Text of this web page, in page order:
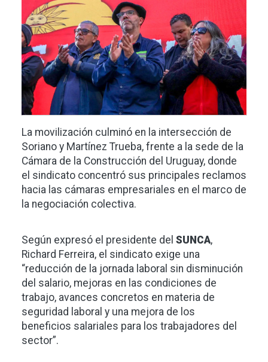
La movilización culminó en la intersección de
Soriano y Martínez Trueba, frente a la sede de la
Cámara de la Construcción del Uruguay, donde
el sindicato concentró sus principales reclamos
hacia las cámaras empresariales en el marco de
la negociación colectiva.
Según expresó el presidente del SUNCA,
Richard Ferreira, el sindicato exige una
“reducción de la jornada laboral sin disminución
del salario, mejoras en las condiciones de
trabajo, avances concretos en materia de
seguridad laboral y una mejora de los
beneficios salariales para los trabajadores del
sector”.